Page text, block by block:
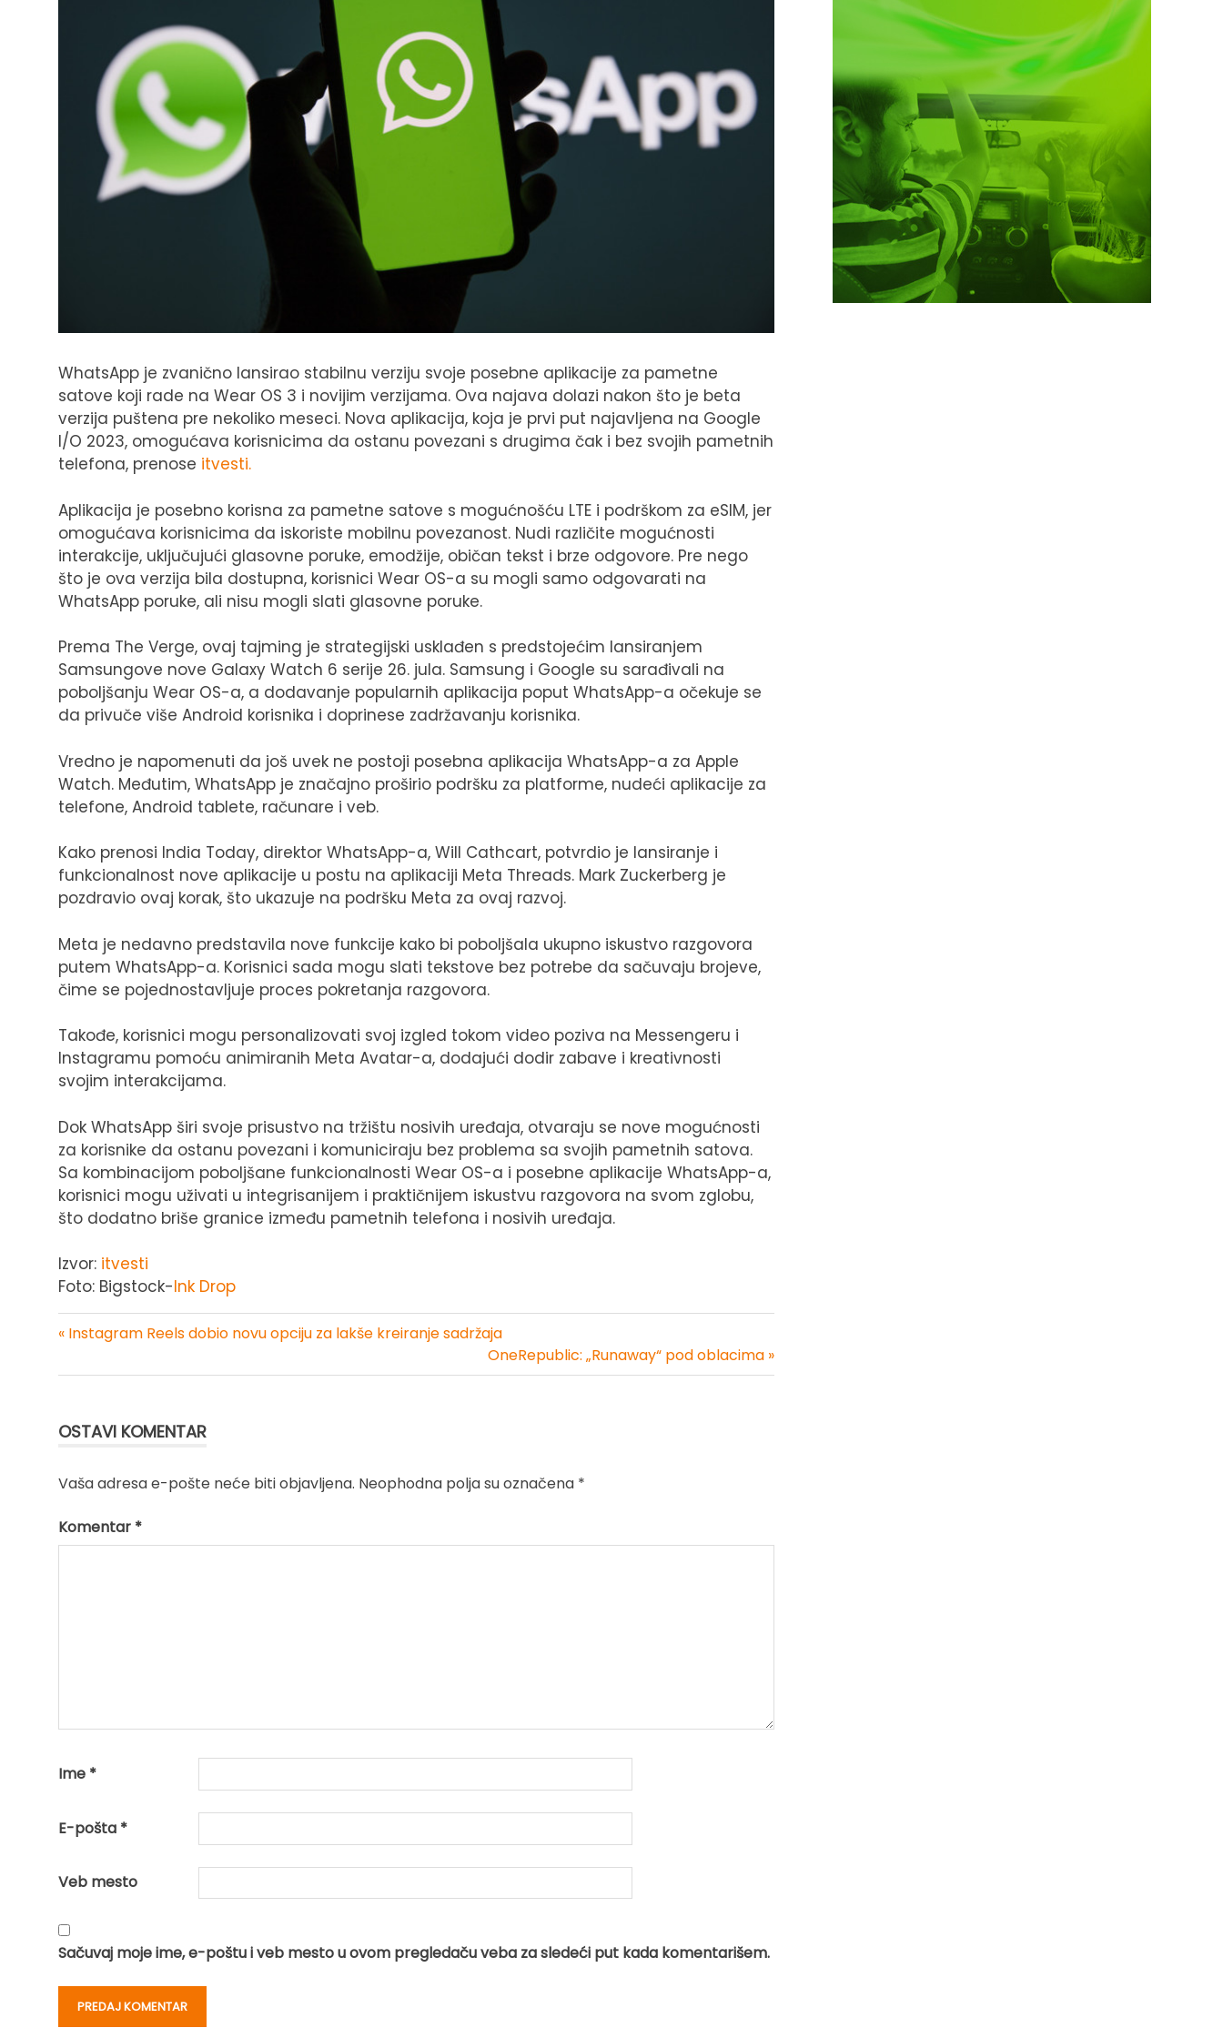
WhatsApp je zvanično lansirao stabilnu verziju svoje posebne aplikacije za pametne
satove koji rade na Wear OS 3 i novijim verzijama. Ova najava dolazi nakon što je beta
verzija puštena pre nekoliko meseci. Nova aplikacija, koja je prvi put najavljena na Google
I/O 2023, omogućava korisnicima da ostanu povezani s drugima čak i bez svojih pametnih
telefona, prenose itvesti.
Aplikacija je posebno korisna za pametne satove s mogućnošću LTE i podrškom za eSIM, jer
omogućava korisnicima da iskoriste mobilnu povezanost. Nudi različite mogućnosti
interakcije, uključujući glasovne poruke, emodžije, običan tekst i brze odgovore. Pre nego
što je ova verzija bila dostupna, korisnici Wear OS-a su mogli samo odgovarati na
WhatsApp poruke, ali nisu mogli slati glasovne poruke.
Prema The Verge, ovaj tajming je strategijski usklađen s predstojećim lansiranjem
Samsungove nove Galaxy Watch 6 serije 26. jula. Samsung i Google su sarađivali na
poboljšanju Wear OS-a, a dodavanje popularnih aplikacija poput WhatsApp-a očekuje se
da privuče više Android korisnika i doprinese zadržavanju korisnika.
Vredno je napomenuti da još uvek ne postoji posebna aplikacija WhatsApp-a za Apple
Watch. Međutim, WhatsApp je značajno proširio podršku za platforme, nudeći aplikacije za
telefone, Android tablete, računare i veb.
Kako prenosi India Today, direktor WhatsApp-a, Will Cathcart, potvrdio je lansiranje i
funkcionalnost nove aplikacije u postu na aplikaciji Meta Threads. Mark Zuckerberg je
pozdravio ovaj korak, što ukazuje na podršku Meta za ovaj razvoj.
Meta je nedavno predstavila nove funkcije kako bi poboljšala ukupno iskustvo razgovora
putem WhatsApp-a. Korisnici sada mogu slati tekstove bez potrebe da sačuvaju brojeve,
čime se pojednostavljuje proces pokretanja razgovora.
Takođe, korisnici mogu personalizovati svoj izgled tokom video poziva na Messengeru i
Instagramu pomoću animiranih Meta Avatar-a, dodajući dodir zabave i kreativnosti
svojim interakcijama.
Dok WhatsApp širi svoje prisustvo na tržištu nosivih uređaja, otvaraju se nove mogućnosti
za korisnike da ostanu povezani i komuniciraju bez problema sa svojih pametnih satova.
Sa kombinacijom poboljšane funkcionalnosti Wear OS-a i posebne aplikacije WhatsApp-a,
korisnici mogu uživati u integrisanijem i praktičnijem iskustvu razgovora na svom zglobu,
što dodatno briše granice između pametnih telefona i nosivih uređaja.
Izvor: itvesti
Foto: Bigstock-Ink Drop
« Instagram Reels dobio novu opciju za lakše kreiranje sadržaja
OneRepublic: „Runaway“ pod oblacima »
OSTAVI KOMENTAR
Vaša adresa e-pošte neće biti objavljena. Neophodna polja su označena *
Komentar *
Ime *
E-pošta *
Veb mesto
Sačuvaj moje ime, e-poštu i veb mesto u ovom pregledaču veba za sledeći put kada komentarišem.